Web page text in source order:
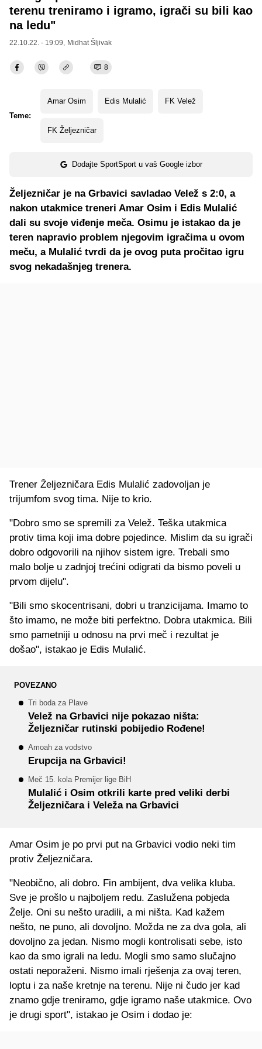
terenu treniramo i igramo, igrači su bili kao
na ledu"
22.10.22. - 19:09, Midhat Šljivak
8
Teme:
Amar Osim Edis Mulalić FK Velež
FK Željezničar
Dodajte SportSport u vaš Google izbor
Željezničar je na Grbavici savladao Velež s 2:0, a
nakon utakmice treneri Amar Osim i Edis Mulalić
dali su svoje viđenje meča. Osimu je istakao da je
teren napravio problem njegovim igračima u ovom
meču, a Mulalić tvrdi da je ovog puta pročitao igru
svog nekadašnjeg trenera.
Trener Željezničara Edis Mulalić zadovoljan je
trijumfom svog tima. Nije to krio.
"Dobro smo se spremili za Velež. Teška utakmica
protiv tima koji ima dobre pojedince. Mislim da su igrači
dobro odgovorili na njihov sistem igre. Trebali smo
malo bolje u zadnjoj trećini odigrati da bismo poveli u
prvom dijelu".
"Bili smo skocentrisani, dobri u tranzicijama. Imamo to
što imamo, ne može biti perfektno. Dobra utakmica. Bili
smo pametniji u odnosu na prvi meč i rezultat je
došao", istakao je Edis Mulalić.
POVEZANO
Tri boda za Plave
Velež na Grbavici nije pokazao ništa:
Željezničar rutinski pobijedio Rođene!
Amoah za vodstvo
Erupcija na Grbavici!
Meč 15. kola Premijer lige BiH
Mulalić i Osim otkrili karte pred veliki derbi
Željezničara i Veleža na Grbavici
Amar Osim je po prvi put na Grbavici vodio neki tim
protiv Željezničara.
"Neobično, ali dobro. Fin ambijent, dva velika kluba.
Sve je prošlo u najboljem redu. Zaslužena pobjeda
Želje. Oni su nešto uradili, a mi ništa. Kad kažem
nešto, ne puno, ali dovoljno. Možda ne za dva gola, ali
dovoljno za jedan. Nismo mogli kontrolisati sebe, isto
kao da smo igrali na ledu. Mogli smo samo slučajno
ostati neporaženi. Nismo imali rješenja za ovaj teren,
loptu i za naše kretnje na terenu. Nije ni čudo jer kad
znamo gdje treniramo, gdje igramo naše utakmice. Ovo
je drugi sport", istakao je Osim i dodao je: